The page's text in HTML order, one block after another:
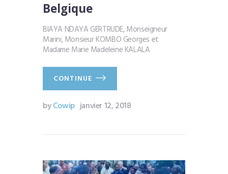
Belgique
BIAYA NDAYA GERTRUDE, Monseigneur
Marini, Monsieur KOMBO Georges et
Madame Marie Madeleine KALALA
CONTINUE
byCowip janvier 12, 2018